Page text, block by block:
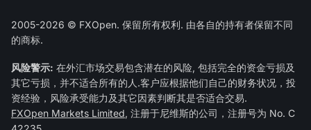
2005-2026 © FXOpen. 保留所有权利. 由各自的持有者保留不同
的商标.
风险警示: 在外汇市场交易包含潜在的风险, 包括完全的资金亏损及
其它亏损，并不适合所有的人.客户应根据他们自己的财务状况，投
资经验，风险承受能力及其它因素判断其是否适合交易.
FXOpen Markets Limited, 注册于尼维斯的公司，注册号为 No. C